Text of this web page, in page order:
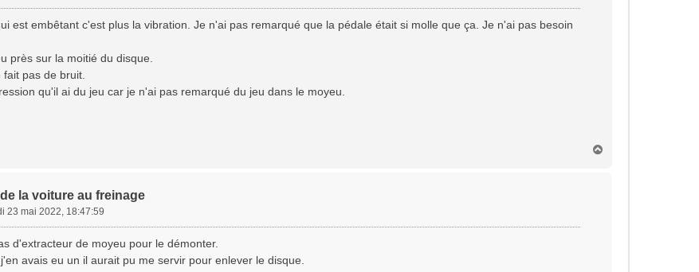
est embêtant c'est plus la vibration. Je n'ai pas remarqué que la pédale était si molle que ça. Je n'ai pas besoin
près sur la moitié du disque.
pas de bruit.
qu'il ai du jeu car je n'ai pas remarqué du jeu dans le moyeu.
la voiture au freinage
23 mai 2022, 18:47:59
d'extracteur de moyeu pour le démonter.
avais eu un il aurait pu me servir pour enlever le disque.